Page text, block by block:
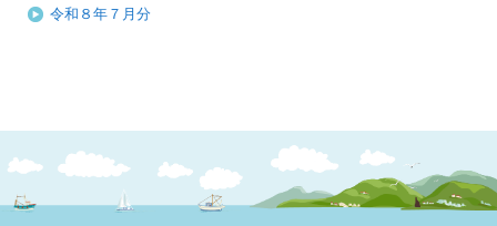
令和８年７月分